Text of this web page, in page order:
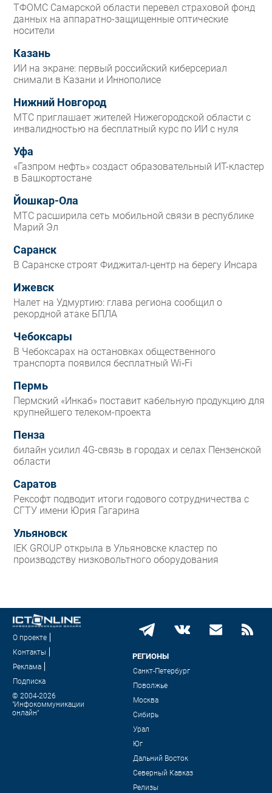
ТФОМС Самарской области перевел страховой фонд
данных на аппаратно-защищенные оптические
носители
Казань
ИИ на экране: первый российский киберсериал
снимали в Казани и Иннополисе
Нижний Новгород
МТС приглашает жителей Нижегородской области с
инвалидностью на бесплатный курс по ИИ с нуля
Уфа
«Газпром нефть» создаст образовательный ИТ-кластер
в Башкортостане
Йошкар-Ола
МТС расширила сеть мобильной связи в республике
Марий Эл
Саранск
В Саранске строят Фиджитал-центр на берегу Инсара
Ижевск
Налет на Удмуртию: глава региона сообщил о
рекордной атаке БПЛА
Чебоксары
В Чебоксарах на остановках общественного
транспорта появился бесплатный Wi‑Fi
Пермь
Пермский «Инкаб» поставит кабельную продукцию для
крупнейшего телеком-проекта
Пенза
билайн усилил 4G-связь в городах и селах Пензенской
области
Саратов
Рексофт подводит итоги годового сотрудничества с
СГТУ имени Юрия Гагарина
Ульяновск
IEK GROUP открыла в Ульяновске кластер по
производству низковольтного оборудования
О проекте
Контакты
Реклама
Подписка
© 2004-2026
"Инфокоммуникации
онлайн"
РЕГИОНЫ
Санкт-Петербург
Поволжье
Москва
Сибирь
Урал
Юг
Дальний Восток
Северный Кавказ
Релизы